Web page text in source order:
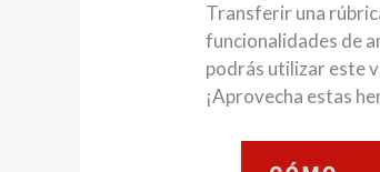
Transferir una
funcionalidades de
podrás utilizar este
¡Aprovecha estas